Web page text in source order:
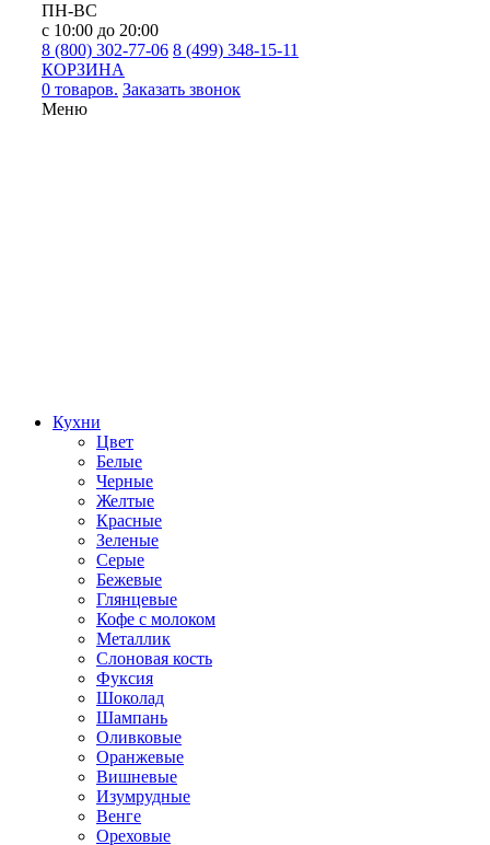
ПН-ВС
с 10:00 до 20:00
8 (800) 302-77-06 8 (499) 348-15-11
КОРЗИНА
0 товаров. Заказать звонок
Меню
Кухни
Цвет
Белые
Черные
Желтые
Красные
Зеленые
Серые
Бежевые
Глянцевые
Кофе с молоком
Металлик
Слоновая кость
Фуксия
Шоколад
Шампань
Оливковые
Оранжевые
Вишневые
Изумрудные
Венге
Ореховые